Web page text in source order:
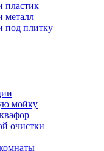
пластик
металл
под плитку
мойку
очистки